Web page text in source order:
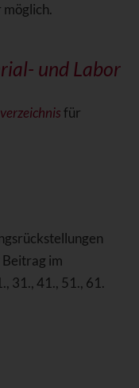
möglich.
und Labor
für
im
31., 41., 51., 61.